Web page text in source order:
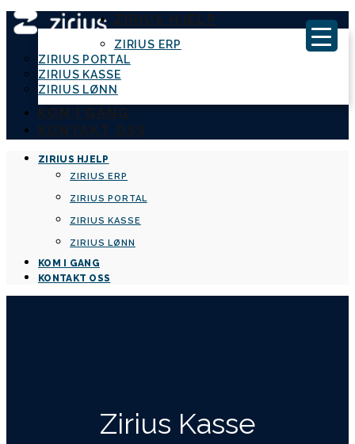
ZIRIUS HJELP
ZIRIUS ERP
ZIRIUS PORTAL
ZIRIUS KASSE
ZIRIUS LØNN
KOM I GANG
KONTAKT OSS
ZIRIUS HJELP
ZIRIUS ERP
ZIRIUS PORTAL
ZIRIUS KASSE
ZIRIUS LØNN
KOM I GANG
KONTAKT OSS
Zirius Kasse